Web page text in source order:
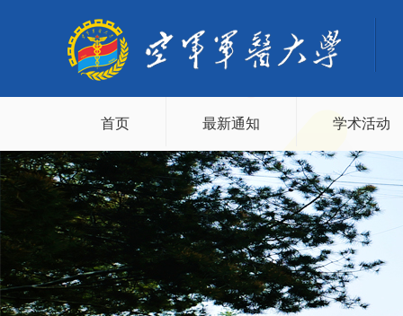
首页 最新通知 学术活动